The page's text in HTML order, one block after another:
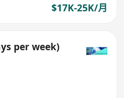
$17K-25K/月
per week)